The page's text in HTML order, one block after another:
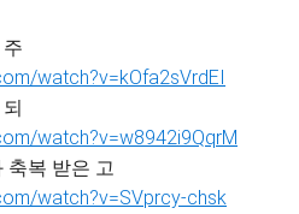
watch?v=kOfa2sVrdEI
watch?v=w8942i9QqrM
축복 받은 고
watch?v=SVprcy-chsk